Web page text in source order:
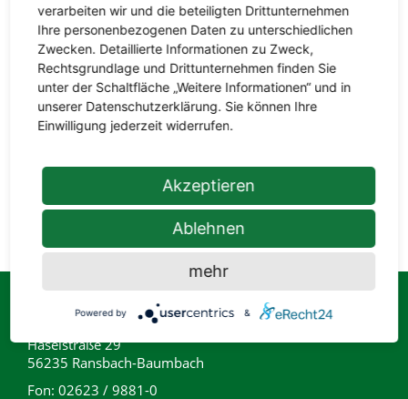
Holzpellets, Briketts, Kohlen, Kaminholz
und Brennholz.
hagebaumarkt Ransbach-Baumbach
Haselstraße 29
56235 Ransbach-Baumbach
Fon: 02623 / 9881-0
verarbeiten wir und die beteiligten Drittunternehmen
Ihre personenbezogenen Daten zu unterschiedlichen
Zwecken. Detaillierte Informationen zu Zweck,
Rechtsgrundlage und Drittunternehmen finden Sie
unter der Schaltfläche „Weitere Informationen“ und in
unserer Datenschutzerklärung. Sie können Ihre
Einwilligung jederzeit widerrufen.
Akzeptieren
Ablehnen
mehr
Powered by &